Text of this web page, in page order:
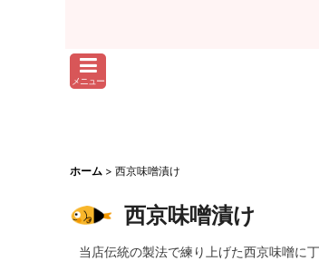
メニュー
ホーム > 西京味噌漬け
西京味噌漬け
当店伝統の製法で練り上げた西京味噌に